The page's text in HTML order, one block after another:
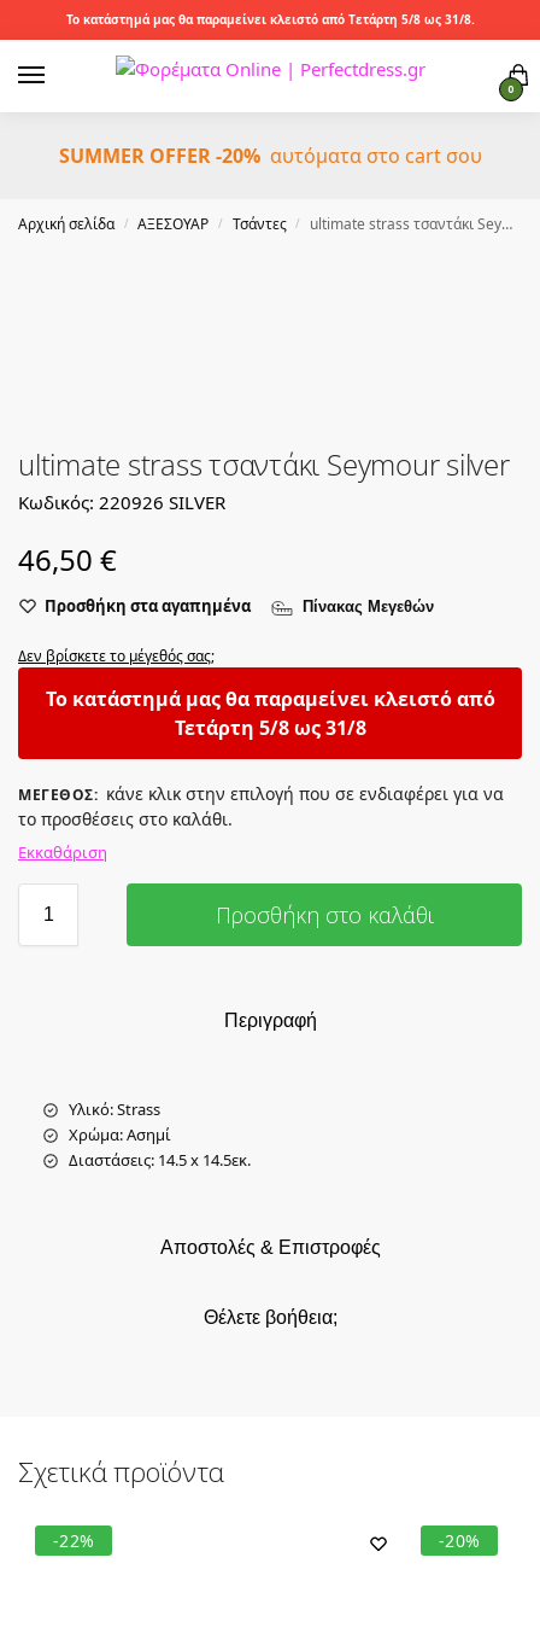
Το κατάστημά μας θα παραμείνει κλειστό από Τετάρτη 5/8 ως 31/8.
0
SUMMER OFFER -20%αυτόματα στο cart σου
Αρχική σελίδα / ΑΞΕΣΟΥΑΡ / Τσάντες / ultimate strass τσαντάκι Seymour silver
ultimate strass τσαντάκι Seymour silver
Κωδικός: 220926 SILVER
46,50 €
Προσθήκη στα αγαπημένα Πίνακας Μεγεθών
Δεν βρίσκετε το μέγεθός σας;
Το κατάστημά μας θα παραμείνει κλειστό από
Τετάρτη 5/8 ως 31/8
ΜΈΓΕΘΟΣ: κάνε κλικ στην επιλογή που σε ενδιαφέρει για να
το προσθέσεις στο καλάθι.
Εκκαθάριση
Προσθήκη στο καλάθι
Περιγραφή
Αποστολές & Επιστροφές
Θέλετε βοήθεια;
Υλικό: Strass
Χρώμα: Ασημί
Διαστάσεις: 14.5 x 14.5εκ.
Σχετικά προϊόντα
-22% -20%